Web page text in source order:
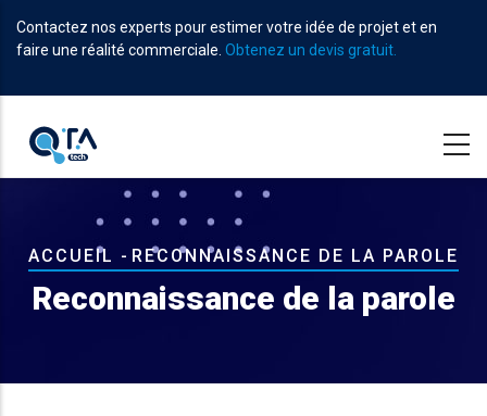
au
contenu
Contactez nos experts pour estimer votre idée de projet et en
faire une réalité commerciale. Obtenez un devis gratuit.
Fil
d'Ariane
ACCUEIL - RECONNAISSANCE DE LA PAROLE
Reconnaissance de la parole